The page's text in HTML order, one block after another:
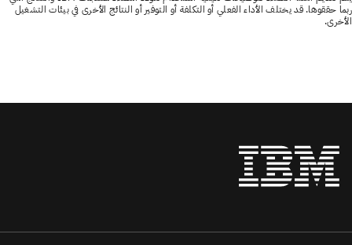
ربما حققوها. قد يختلف الأداء الفعلي أو التكلفة أو التوفير أو النتائج الأخرى في بيئات التشغيل
الأخرى.